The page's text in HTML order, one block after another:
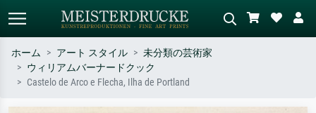
標準検索
ホーム アート スタイル
未分類の芸術家
ウィリアムバーナードクック
Castelo de Arco e Flecha, Ilha de Portland